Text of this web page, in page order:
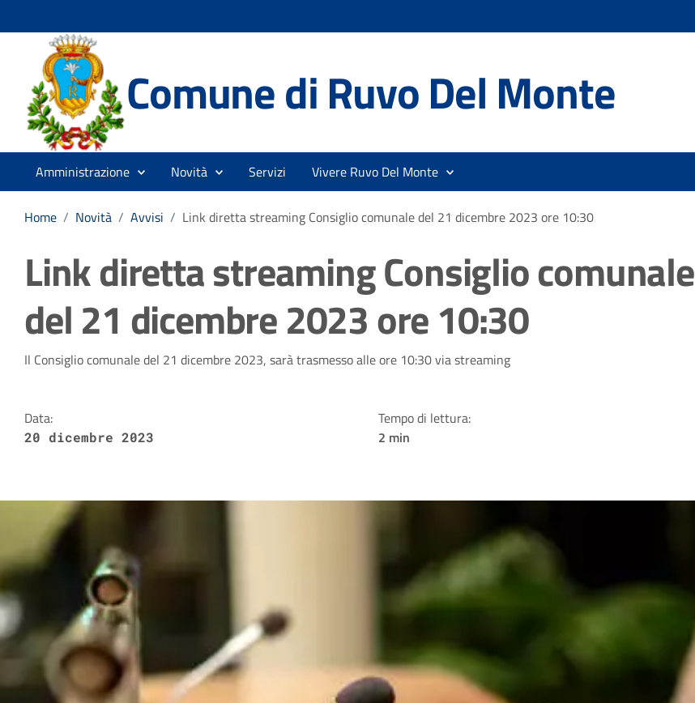
Comune di Ruvo Del Monte
Amministrazione Novità Servizi Vivere Ruvo Del Monte
Home / Novità / Avvisi / Link diretta streaming Consiglio comunale del 21 dicembre 2023 ore 10:30
Link diretta streaming Consiglio comunale
del 21 dicembre 2023 ore 10:30
Dettagli della notizia
Il Consiglio comunale del 21 dicembre 2023, sarà trasmesso alle ore 10:30 via streaming
Data:
20 dicembre 2023
Tempo di lettura:
2 min